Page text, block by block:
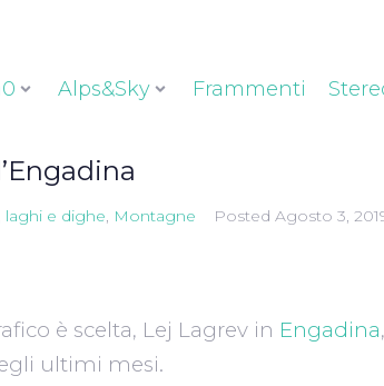
Alps&Sky Frammenti
laghi e dighe, Montagne Posted Agosto 3,
è scelta, Lej Lagrev in Engadina
ultimi mesi.